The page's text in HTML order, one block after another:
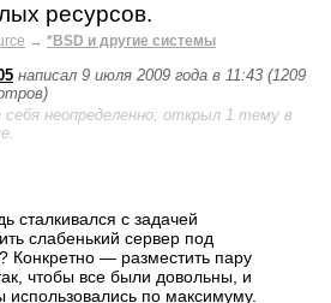
ресурсов.
→ *BSD и другие системы
написал 9 июля 2009 года в 11:43 (1209
неопределенно; открыл 1 тему в
сталкивался с задачей
слабенький сервер под
Конкретно — разместить пару
чтобы все были довольны, и
по максимуму.